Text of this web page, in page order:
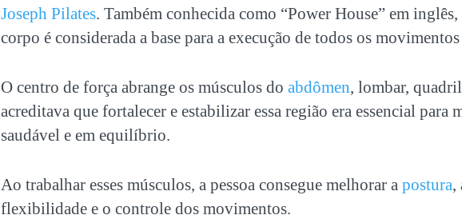
Joseph Pilates. Também conhecida como “Power House” em
corpo é considerada a base para a execução de todos os
O centro de força abrange os músculos do abdômen, lombar,
acreditava que fortalecer e estabilizar essa região era essencial para
saudável e em equilíbrio.
Ao trabalhar esses músculos, a pessoa consegue melhorar a postura,
flexibilidade e o controle dos movimentos.